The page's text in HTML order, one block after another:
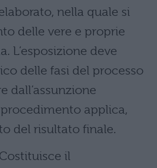
nella quale si
delle vere e proprie
L’esposizione deve
delle fasi del processo
dall’assunzione
applica,
del risultato finale.
Costituisce il